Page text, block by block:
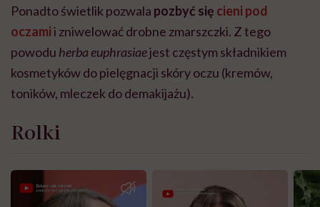
Ponadto świetlik pozwala pozbyć się cieni pod
oczamii zniwelować drobne zmarszczki. Z tego
powodu herba euphrasiaejest częstym składnikiem
kosmetyków do pielęgnacji skóry oczu (kremów,
toników, mleczek do demakijażu).
Rolki